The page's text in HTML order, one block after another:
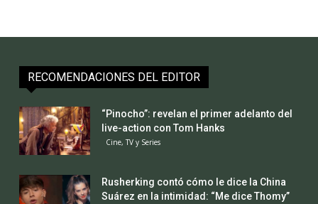
RECOMENDACIONES DEL EDITOR
“Pinocho”: revelan el primer adelanto del
live-action con Tom Hanks
Cine, TV y Series
Rusherking contó cómo le dice la China
Suárez en la intimidad: “Me dice Thomy”